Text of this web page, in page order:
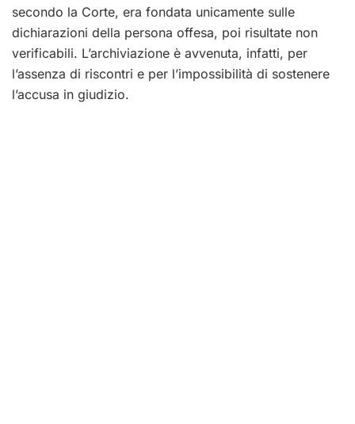
secondo la Corte, era fondata unicamente sulle
dichiarazioni della persona offesa, poi risultate non
verificabili. L’archiviazione è avvenuta, infatti, per
l’assenza di riscontri e per l’impossibilità di sostenere
l’accusa in giudizio.